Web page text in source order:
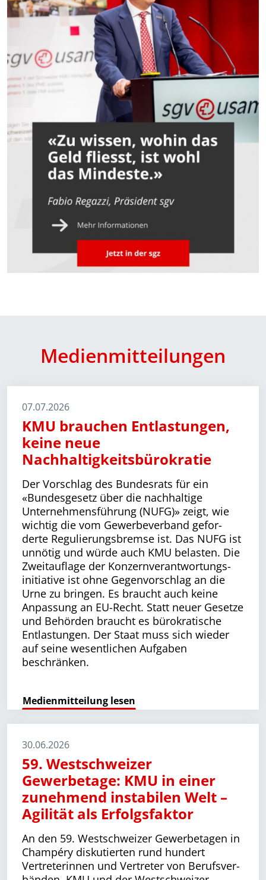
Medienmitteilungen
07.07.2026
KMU brauchen Entlastungen,
keine neue
Nachhaltigkeitsbürokratie
Der Vorschlag des Bundesrats für ein
«Bundesgesetz über die nachhaltige
Unternehmensführung (NUFG)» zeigt, wie
wichtig die vom Gewerbeverband gefor­
derte Regulierungsbremse ist. Das NUFG ist
unnötig und würde auch KMU belasten. Die
Zweitauflage der Konzern­verant­wortungs­
initiative ist ohne Gegenvorschlag an die
Urne zu bringen. Es braucht auch keine
Anpassung an EU-Recht. Statt neuer Gesetze
und Behörden braucht es büro­kratische
Entlastungen. Der Staat muss sich wieder
auf seine wesentlichen Aufgaben
beschränken.
Medienmitteilung lesen
30.06.2026
59. Westschweizer
Gewerbetage: KMU in einer
zunehmend instabilen Welt –
Agilität als Erfolgsfaktor
An den 59. Westschweizer Gewerbetagen in
Champéry diskutierten rund hundert
Vertreterinnen und Vertreter von Berufs­ver­